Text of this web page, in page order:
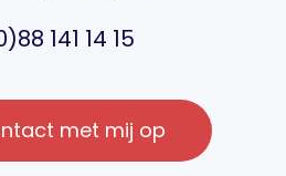
141 14 15
met mij op